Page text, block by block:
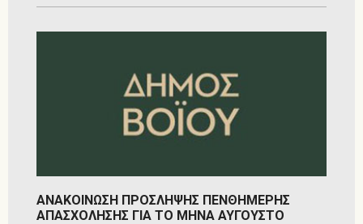
ΑΝΑΚΟΙΝΩΣΗ ΠΡΟΣΛΗΨΗΣ ΠΕΝΘΗΜΕΡΗΣ
ΑΠΑΣΧΟΛΗΣΗΣ ΓΙΑ ΤΟ ΜΗΝΑ ΑΥΓΟΥΣΤΟ